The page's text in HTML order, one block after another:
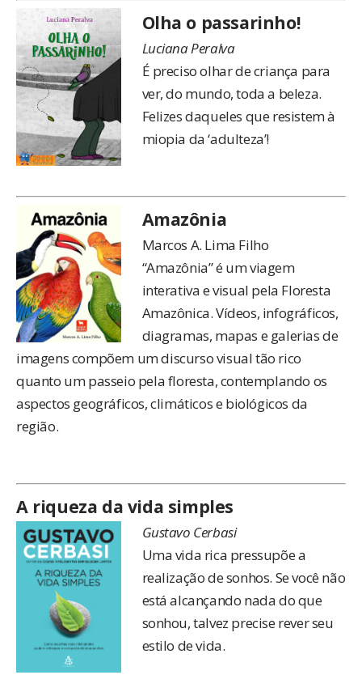
Olha o passarinho!
Luciana Peralva
É preciso olhar de criança para
ver, do mundo, toda a beleza.
Felizes daqueles que resistem à
miopia da ‘adulteza’!
Amazônia
Marcos A. Lima Filho
“Amazônia” é um viagem
interativa e visual pela Floresta
Amazônica. Vídeos, infográficos,
diagramas, mapas e galerias de
imagens compõem um discurso visual tão rico
quanto um passeio pela floresta, contemplando os
aspectos geográficos, climáticos e biológicos da
região.
A riqueza da vida simples
Gustavo Cerbasi
Uma vida rica pressupõe a
realização de sonhos. Se você não
está alcançando nada do que
sonhou, talvez precise rever seu
estilo de vida.